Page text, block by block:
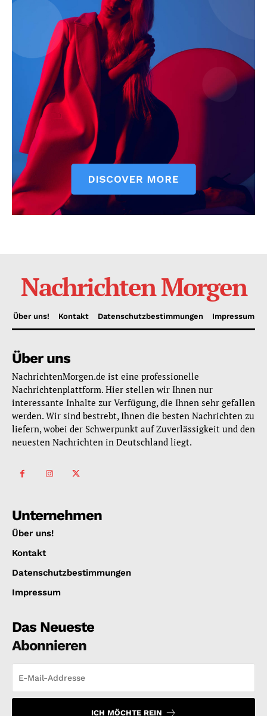
Nachrichten Morgen
Über uns! Kontakt Datenschutzbestimmungen Impressum
Über uns
NachrichtenMorgen.de ist eine professionelle
Nachrichtenplattform. Hier stellen wir Ihnen nur
interessante Inhalte zur Verfügung, die Ihnen sehr gefallen
werden. Wir sind bestrebt, Ihnen die besten Nachrichten zu
liefern, wobei der Schwerpunkt auf Zuverlässigkeit und den
neuesten Nachrichten in Deutschland liegt.
Unternehmen
Über uns!
Kontakt
Datenschutzbestimmungen
Impressum
Das Neueste
Abonnieren
ICH MÖCHTE REIN